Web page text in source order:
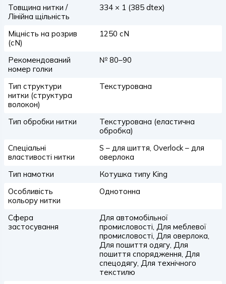
Товщина нитки /
Лінійна щільність
334 × 1 (385 dtex)
Міцність на розрив
(сN)
1250 сN
Рекомендований
номер голки
№ 80–90
Тип структури
нитки (структура
волокон)
Текстурована
Тип обробки нитки
Текстурована (еластична
обробка)
Спеціальні
властивості нитки
S – для шиття, Overlock – для
оверлока
Тип намотки
Котушка типу King
Особливість
кольору нитки
Однотонна
Сфера
застосування
Для автомобільної
промисловості, Для меблевої
промисловості, Для оверлока,
Для пошиття одягу, Для
пошиття спорядження, Для
спецодягу, Для технічного
текстилю